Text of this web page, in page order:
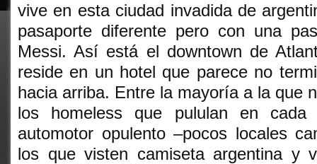
vive en esta ciudad invadida de
pasaporte diferente pero con una
Messi. Así está el downtown de
reside en un hotel que parece no
hacia arriba. Entre la mayoría a la que
los homeless que pululan en
automotor opulento –pocos locales
los que visten camiseta argentina y